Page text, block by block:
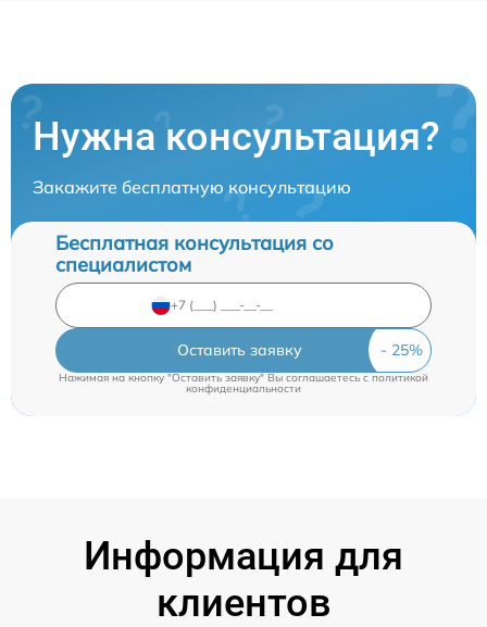
Нужна консультация?
Закажите бесплатную консультацию
Бесплатная консультация со
специалистом
Оставить заявку
Нажимая на кнопку "Оставить заявку" Вы соглашаетесь cполитикой
конфиденциальности
Информация для
клиентов